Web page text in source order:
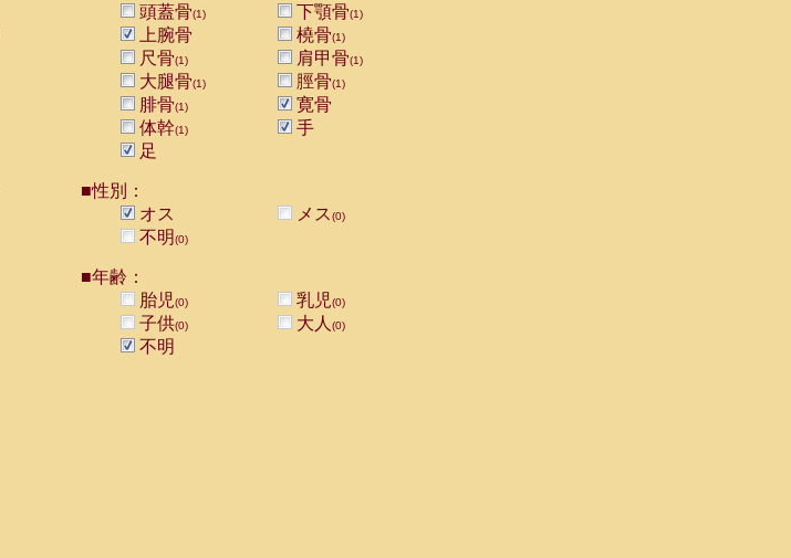
頭蓋骨(1) 下顎骨(1)
上腕骨 橈骨(1)
尺骨(1) 肩甲骨(1)
大腿骨(1) 脛骨(1)
腓骨(1)
寛骨
体幹(1)
手
足
■性別：
オス
メス(0)
不明(0)
■年齢：
胎児(0) 乳児(0)
子供(0) 大人 (0)
不明